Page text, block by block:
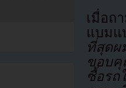
เมื่อถ
แบมแ
ที่สุดผ
ขอบคุ
ซื้อรถ